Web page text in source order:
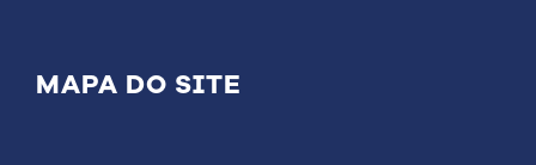
MAPA DO SITE